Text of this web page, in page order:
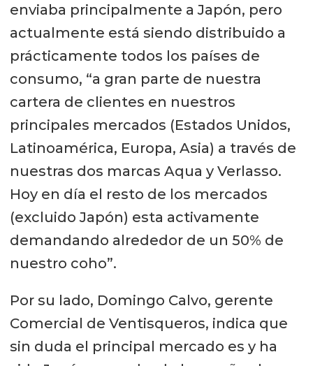
enviaba principalmente a Japón, pero
actualmente está siendo distribuido a
prácticamente todos los países de
consumo, “a gran parte de nuestra
cartera de clientes en nuestros
principales mercados (Estados Unidos,
Latinoamérica, Europa, Asia) a través de
nuestras dos marcas Aqua y Verlasso.
Hoy en día el resto de los mercados
(excluido Japón) esta activamente
demandando alrededor de un 50% de
nuestro coho”.
Por su lado, Domingo Calvo, gerente
Comercial de Ventisqueros, indica que
sin duda el principal mercado es y ha